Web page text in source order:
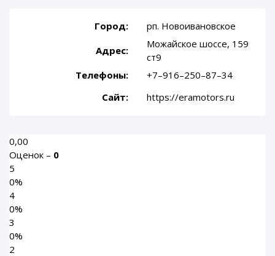
Город:
рп. Новоивановское
Адрес:
Можайское шоссе, 159
ст9
Телефоны:
+7–916–250–87–34
Сайт:
https://eramotors.ru
0,00
Оценок – 0
5
0%
4
0%
3
0%
2